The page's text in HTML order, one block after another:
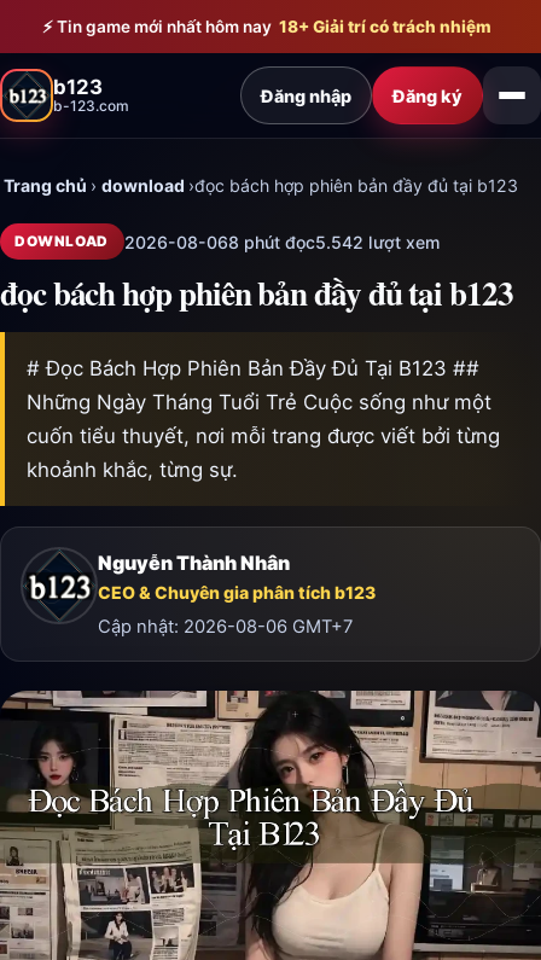
Bỏ qua đến nội dung chính
⚡ Tin game mới nhất hôm nay 18+ Giải trí có trách nhiệm
b123
b-123.com Đăng nhập Đăng ký
Trang chủ › download ›đọc bách hợp phiên bản đầy đủ tại b123
DOWNLOAD 2026-08-068 phút đọc5.542 lượt xem
đọc bách hợp phiên bản đầy đủ tại b123
# Đọc Bách Hợp Phiên Bản Đầy Đủ Tại B123 ##
Những Ngày Tháng Tuổi Trẻ Cuộc sống như một
cuốn tiểu thuyết, nơi mỗi trang được viết bởi từng
khoảnh khắc, từng sự.
Nguyễn Thành Nhân
CEO & Chuyên gia phân tích b123
Cập nhật: 2026-08-06 GMT+7